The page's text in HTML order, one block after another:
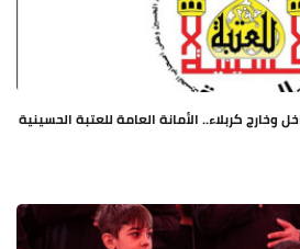
وخارج كربلاء.. الأمانة العامة للعتبة الحسينية